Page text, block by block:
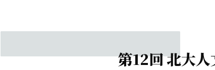
第12回北大人